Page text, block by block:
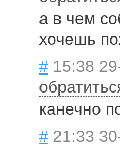
а в чем
хочешь
# 15:38
канечно
# 21:33